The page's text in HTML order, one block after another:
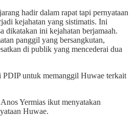
hadir dalam rapat tapi pernyataan
kejahatan yang sistimatis. Ini
dikatakan ini kejahatan berjamaah.
panggil yang bersangkutan,
di publik yang mencederai dua
PDIP untuk memanggil Huwae terkait
Yermias ikut menyatakan
Huwae.